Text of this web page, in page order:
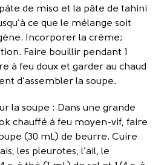
de miso et la pâte de tahini
ce que le mélange soit
Incorporer la crème;
Faire bouillir pendant 1
à feu doux et garder au chaud
d’assembler la soupe.
la soupe : Dans une grande
chauffé à feu moyen-vif, faire
(30 mL) de beurre. Cuire
les pleurotes, l’ail, le